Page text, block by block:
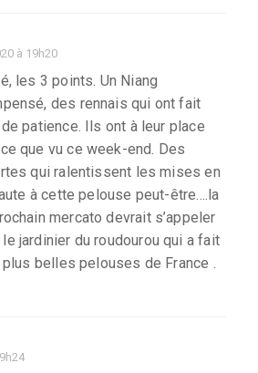
à 19h20
les 3 points. Un Niang
des rennais qui ont fait
patience. Ils ont à leur place
que vu ce week-end. Des
qui ralentissent les mises en
à cette pelouse peut-être....la
mercato devrait s’appeler
jardinier du roudourou qui a fait
belles pelouses de France .